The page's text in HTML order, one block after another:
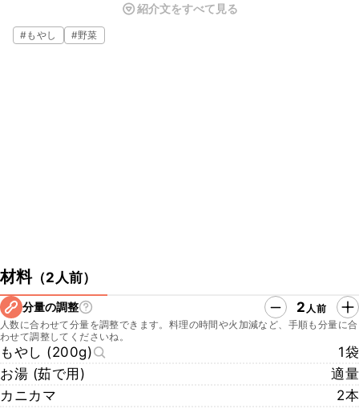
をそそります。お財布にも優しい一品なので嬉しいですね。是非今晩
のおかずにお試し下さい。
紹介文をすべて見る
#もやし #野菜
材料（2人前）
分量の調整 2 人前
人数に合わせて分量を調整できます。料理の時間や火加減など、手順も分量に合
わせて調整してくださいね。
もやし (200g)
1袋
お湯 (茹で用)
適量
カニカマ
2本